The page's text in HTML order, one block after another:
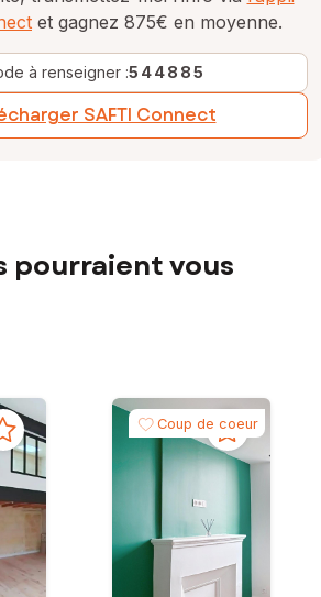
et gagnez 875€ en moyenne.
à renseigner :544885
SAFTI Connect
pourraient vous
Coup de coeur